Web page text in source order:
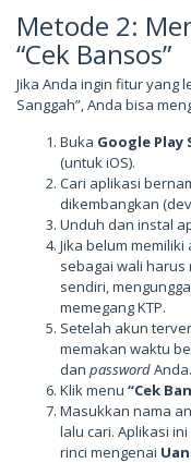
Metode 2:
“Cek Bansos”
Jika Anda ingin fitur yang
Sanggah”, Anda bisa
Buka Google Play
(untuk iOS).
Cari aplikasi
dikembangkan
Unduh dan instal
Jika belum memiliki
sebagai wali harus
sendiri,
memegang KTP.
Setelah akun
memakan waktu
dan passwordAnda.
Klik menu “Cek
Masukkan nama
lalu cari. Aplikasi
rinci mengenai